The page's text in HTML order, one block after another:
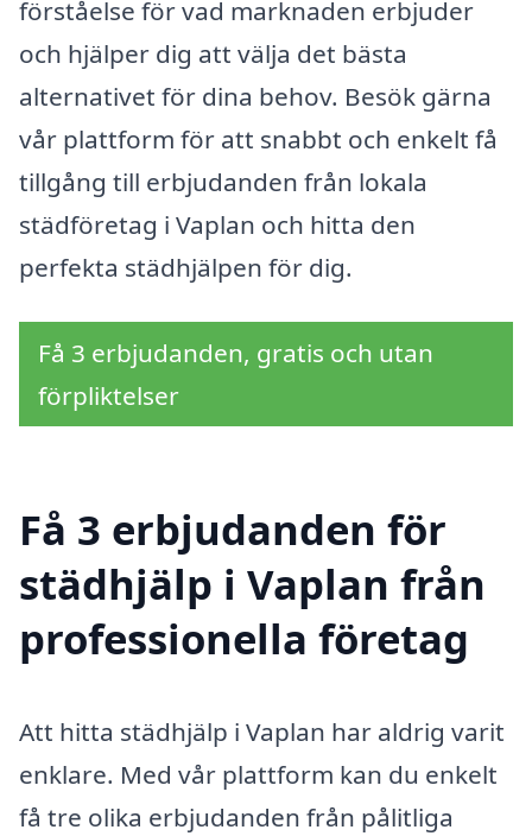
förståelse för vad marknaden erbjuder
och hjälper dig att välja det bästa
alternativet för dina behov. Besök gärna
vår plattform för att snabbt och enkelt få
tillgång till erbjudanden från lokala
städföretag i Vaplan och hitta den
perfekta städhjälpen för dig.
Få 3 erbjudanden, gratis och utan
förpliktelser
Få 3 erbjudanden för
städhjälp i Vaplan från
professionella företag
Att hitta städhjälp i Vaplan har aldrig varit
enklare. Med vår plattform kan du enkelt
få tre olika erbjudanden från pålitliga